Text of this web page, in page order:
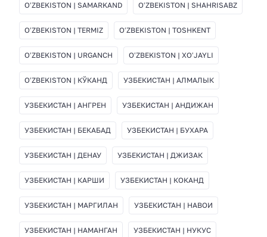
OʻZBEKISTON | SAMARKAND OʻZBEKISTON | SHAHRISABZ
OʻZBEKISTON | TERMIZ OʻZBEKISTON | TOSHKENT
OʻZBEKISTON | URGANCH OʻZBEKISTON | XOʻJAYLI
OʻZBEKISTON | КЎКАНД УЗБЕКИСТАН | АЛМАЛЫК
УЗБЕКИСТАН | АНГРЕН УЗБЕКИСТАН | АНДИЖАН
УЗБЕКИСТАН | БЕКАБАД УЗБЕКИСТАН | БУХАРА
УЗБЕКИСТАН | ДЕНАУ УЗБЕКИСТАН | ДЖИЗАК
УЗБЕКИСТАН | КАРШИ УЗБЕКИСТАН | КОКАНД
УЗБЕКИСТАН | МАРГИЛАН УЗБЕКИСТАН | НАВОИ
УЗБЕКИСТАН | НАМАНГАН УЗБЕКИСТАН | НУКУС